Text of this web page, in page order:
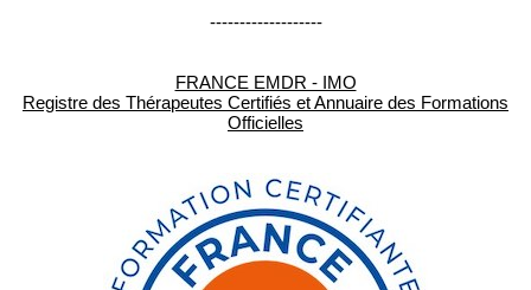
-------------------
FRANCE EMDR - IMO
Registre des Thérapeutes Certifiés et Annuaire des Formations
Officielles